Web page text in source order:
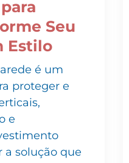
Seu
Estilo
é um
proteger e
e
solução que